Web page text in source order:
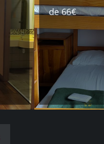
de 66€